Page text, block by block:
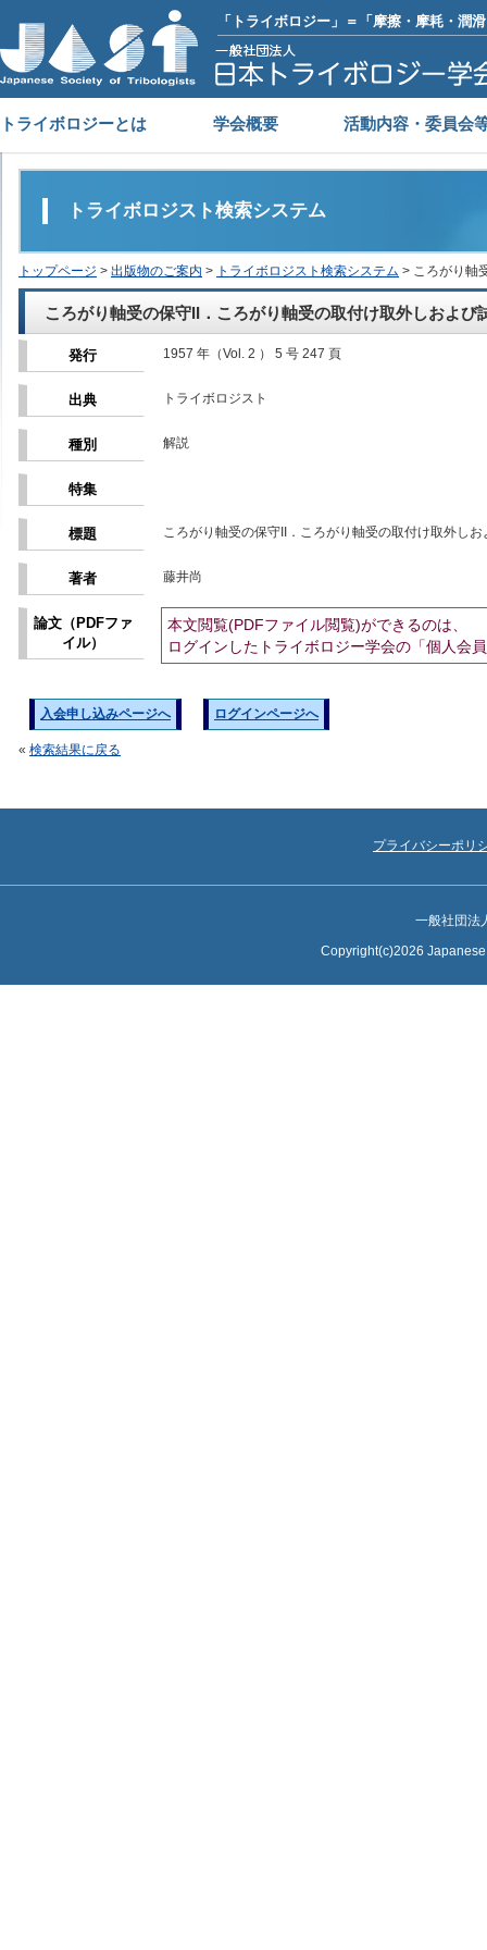
「トライボロジー」＝「摩擦・摩耗・潤
トライボロジーとは 学会概要 活動内容・委員会
トライボロジスト検索システム
トップページ > 出版物のご案内 > トライボロジスト検索システム > ころがり軸
ころがり軸受の保守II．ころがり軸受の取付け取外しおよび
発行 1957 年（Vol. 2 ） 5 号 247 頁
出典 トライボロジスト
種別 解説
特集
標題 ころがり軸受の保守II．ころがり軸受の取付け取外しお
著者 藤井尚
論文（PDFファ
イル）
本文閲覧(PDFファイル閲覧)ができるのは、
ログインしたトライボロジー学会の「個人会
入会申し込みページへ ログインページへ
« 検索結果に戻る
プライバシーポリ
一般社団法
Copyright(c)2026